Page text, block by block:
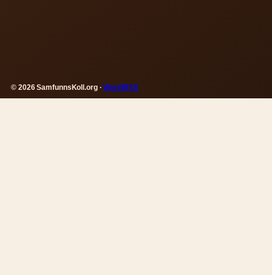
© 2026 SamfunnsKoll.org ·WorldRSS